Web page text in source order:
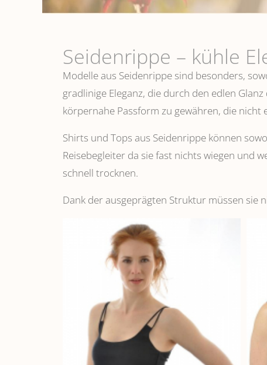
Seidenrippe­ – kühle
Modelle aus Seidenrippe sind besonders,
gradlinige Eleganz, die durch den edlen
körpernahe Passform zu gewähren, die nicht
Shirts und Tops aus Seidenrippe können
Reisebegleiter da sie fast nichts wiegen und
schnell trocknen.
Dank der ausgeprägten Struktur müssen sie